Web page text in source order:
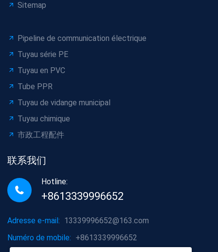
Sitemap
Pipeline de communication électrique
Tuyau série PE
Tuyau en PVC
Tube PPR
Tuyau de vidange municipal
Tuyau chimique
市政工程配件
联系我们
Hotline:
+8613339996652
Adresse e-mail: 13339996652@163.com
Numéro de mobile: +8613339996652